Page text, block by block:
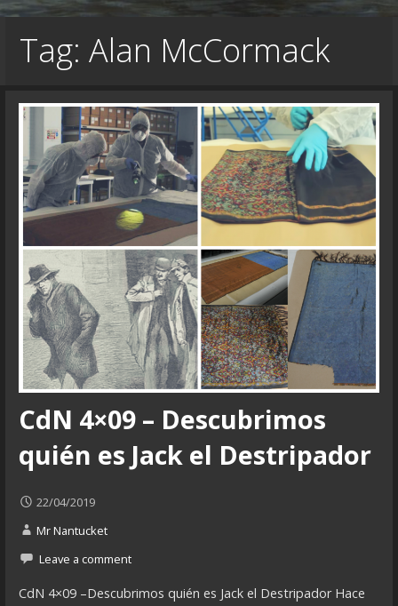
Tag: Alan McCormack
CdN 4×09 – Descubrimos
quién es Jack el Destripador
22/04/2019
Mr Nantucket
Leave a comment
CdN 4×09 –Descubrimos quién es Jack el Destripador Hace